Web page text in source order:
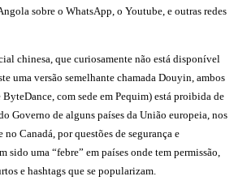
sobre o WhatsApp, o Youtube, e outras redes
chinesa, que curiosamente não está disponível
uma versão semelhante chamada Douyin, ambos
ByteDance, com sede em Pequim) está proibida de
Governo de alguns países da União europeia, nos
Canadá, por questões de segurança e
sido uma “febre” em países onde tem permissão,
e hashtags que se popularizam.